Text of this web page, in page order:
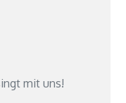
mit uns!